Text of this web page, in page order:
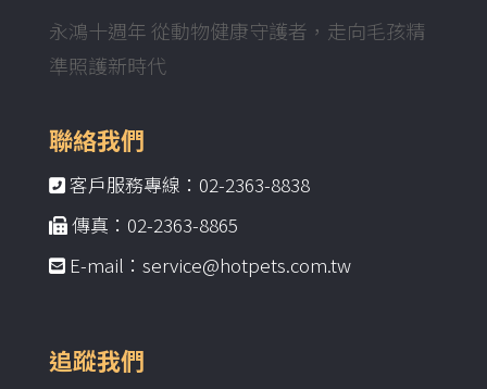
永鴻十週年 從動物健康守護者，走向毛孩精
準照護新時代
聯絡我們
客戶服務專線：02-2363-8838
傳真：02-2363-8865
E-mail：service@hotpets.com.tw
追蹤我們